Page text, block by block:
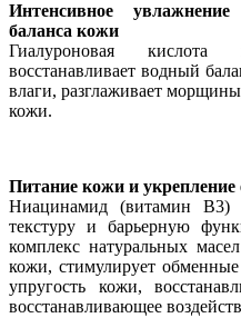
Интенсивноe
баланса кожи
Гиалуроновая
восстанавливает водный
влаги, разглаживает
кожи.
Питание кожи и укрепление
Ниацинамид (витамин В3)
текстуру и барьерную
комплекс натуральных
кожи, стимулирует
упругость кожи,
восстанавливающее